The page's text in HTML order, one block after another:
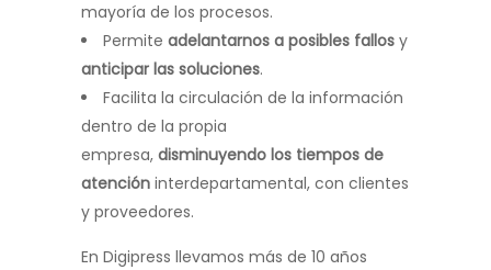
mayoría de los procesos.
Permite adelantarnos a posibles fallos y
anticipar las soluciones.
Facilita la circulación de la información
dentro de la propia
empresa, disminuyendo los tiempos de
atención interdepartamental, con clientes
y proveedores.
En Digipress llevamos más de 10 años